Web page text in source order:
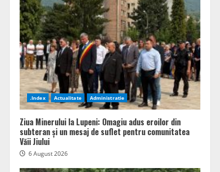
.Index Actualitate Administratie
Ziua Minerului la Lupeni: Omagiu adus eroilor din
subteran și un mesaj de suflet pentru comunitatea
Văii Jiului
6 August 2026